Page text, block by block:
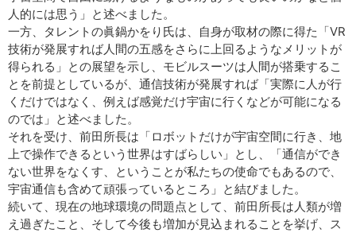
人的には思う」と述べました。
一方、タレントの眞鍋かをり氏は、自身が取材の際に得た「VR
技術が発展すれば人間の五感をさらに上回るようなメリットが
得られる」との展望を示し、モビルスーツは人間が搭乗するこ
とを前提としているが、通信技術が発展すれば「実際に人が行
くだけではなく、例えば感覚だけ宇宙に行くなどが可能になる
のでは」と述べました。
それを受け、前田所長は「ロボットだけが宇宙空間に行き、地
上で操作できるという世界はすばらしい」とし、「通信ができ
ない世界をなくす、ということが私たちの使命でもあるので、
宇宙通信も含めて頑張っているところ」と結びました。
続いて、現在の地球環境の問題点として、前田所長は人類が増
え過ぎたこと、そして今後も増加が見込まれることを挙げ、ス